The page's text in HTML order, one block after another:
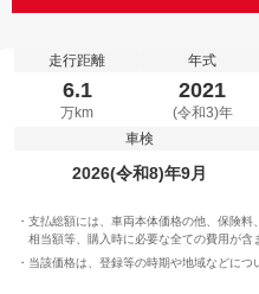
走行距離
6.1
万km
年式
2021
(令和3)年
車検
2026(令和8)年9月
支払総額には、車両本体価格の他、保険
相当額等、購入時に必要な全ての費用が含
当該価格は、登録等の時期や地域などにつ